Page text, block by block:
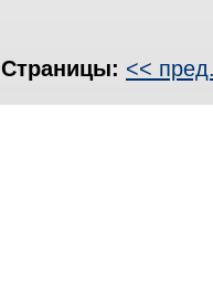
Страницы: <<